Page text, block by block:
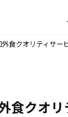
外食クオリティサ
食クオ